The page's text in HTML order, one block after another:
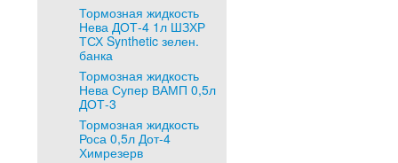
Тормозная жидкость
Нева ДОТ-4 1л ШЗХР
ТСХ Synthetic зелен.
банка
Тормозная жидкость
Нева Супер ВАМП 0,5л
ДОТ-3
Тормозная жидкость
Роса 0,5л Дот-4
Химрезерв